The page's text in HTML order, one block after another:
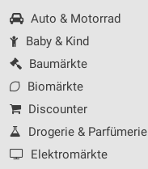
Auto & Motorrad
Baby & Kind
Baumärkte
Biomärkte
Discounter
Drogerie & Parfümerie
Elektromärkte